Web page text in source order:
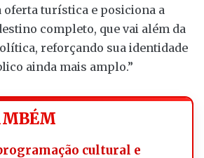
oferta turística e posiciona a
completo, que vai além da
reforçando sua identidade
ainda mais amplo.”
cultural e